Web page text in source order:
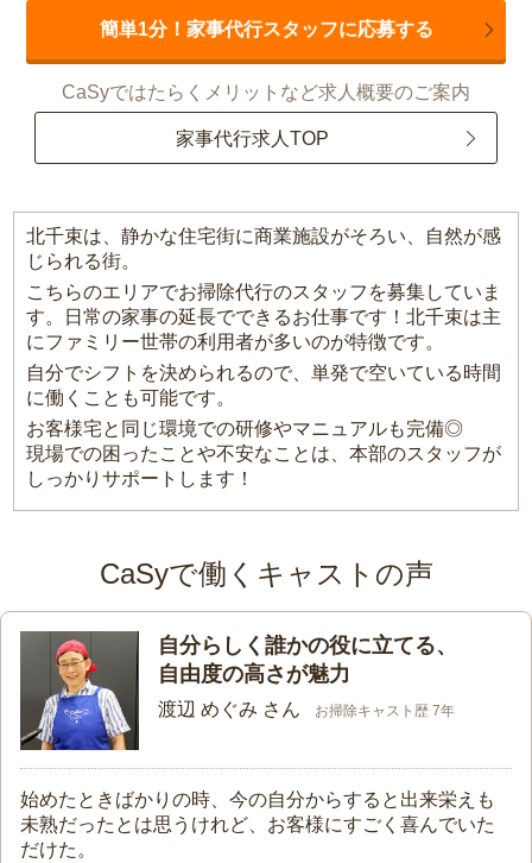
簡単1分！家事代行スタッフに応募する
CaSyではたらくメリットなど求人概要のご案内
家事代行求人TOP
北千束は、静かな住宅街に商業施設がそろい、自然が感
じられる街。
こちらのエリアでお掃除代行のスタッフを募集していま
す。日常の家事の延長でできるお仕事です！北千束は主
にファミリー世帯の利用者が多いのが特徴です。
自分でシフトを決められるので、単発で空いている時間
に働くことも可能です。
お客様宅と同じ環境での研修やマニュアルも完備◎
現場での困ったことや不安なことは、本部のスタッフが
しっかりサポートします！
CaSyで働くキャストの声
自分らしく誰かの役に立てる、
自由度の高さが魅力
渡辺 めぐみ さん お掃除キャスト歴 7年
始めたときばかりの時、今の自分からすると出来栄えも
未熟だったとは思うけれど、お客様にすごく喜んでいた
だけた。